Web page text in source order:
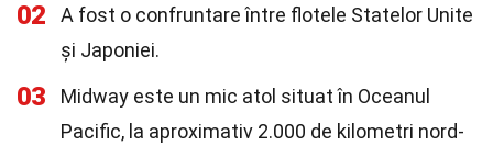
02
A fost o confruntare între flotele Statelor Unite
și Japoniei.
03
Midway este un mic atol situat în Oceanul
Pacific, la aproximativ 2.000 de kilometri nord-